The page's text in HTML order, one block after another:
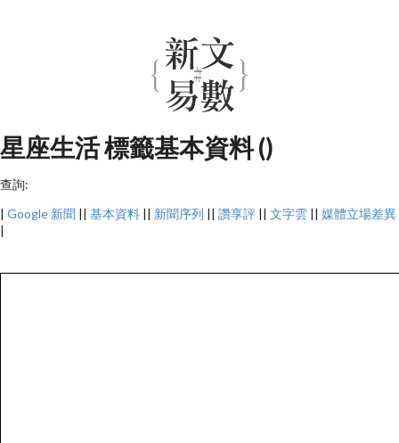
星座生活 標籤基本資料 ()
查詢:
| Google 新聞 || 基本資料 || 新聞序列 || 讚享評 || 文字雲 || 媒體立場差異
|